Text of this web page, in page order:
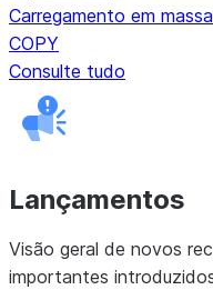
Carregamento em
COPY
Consulte tudo
Lançamentos
Visão geral de novos
importantes